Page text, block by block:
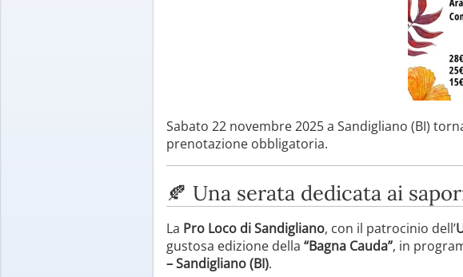
Sabato 22 novembre 2025 a Sandigliano (BI)
prenotazione obbligatoria.
🍂 Una serata dedicata ai
La Pro Loco di Sandigliano, con il patrocinio dell’
gustosa edizione della “Bagna Cauda”, in
– Sandigliano (BI).